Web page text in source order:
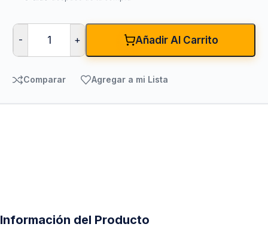
- + Añadir Al Carrito
Comparar Agregar a mi Lista
Información del Producto